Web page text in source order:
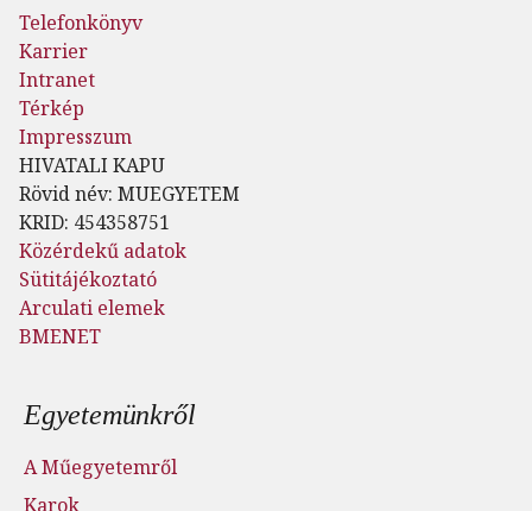
Telefonkönyv
Karrier
Intranet
Térkép
Impresszum
HIVATALI KAPU
Rövid név: MUEGYETEM
KRID: 454358751
Közérdekű adatok
Sütitájékoztató
Arculati elemek
BMENET
Lábléc menü
Egyetemünkről
A Műegyetemről
Karok